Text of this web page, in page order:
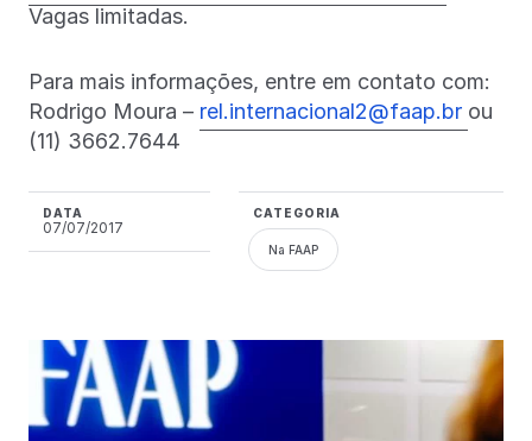
Vagas limitadas.
Para mais informações, entre em contato com:
Rodrigo Moura – rel.internacional2@faap.br ou
(11) 3662.7644
DATA
07/07/2017
CATEGORIA
Na FAAP